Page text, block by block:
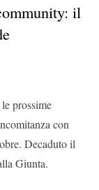
il
prossime
con
Decaduto il
Giunta.